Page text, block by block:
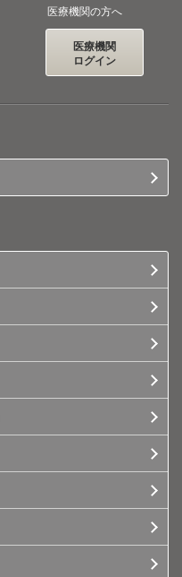
医療機関の方へ
医療機関
ログイン